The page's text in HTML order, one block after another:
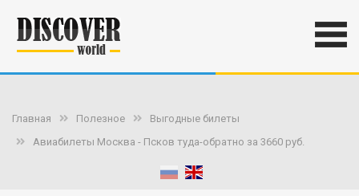
Главная Полезное
Выгодные билеты
Авиабилеты Москва - Псков туда-обратно за 3660 руб.